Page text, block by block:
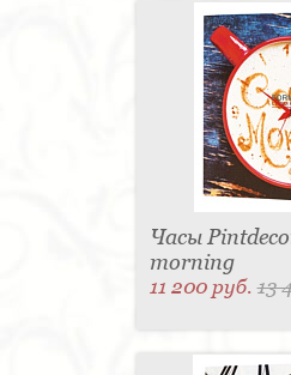
Часы
morning
11 200 руб.13